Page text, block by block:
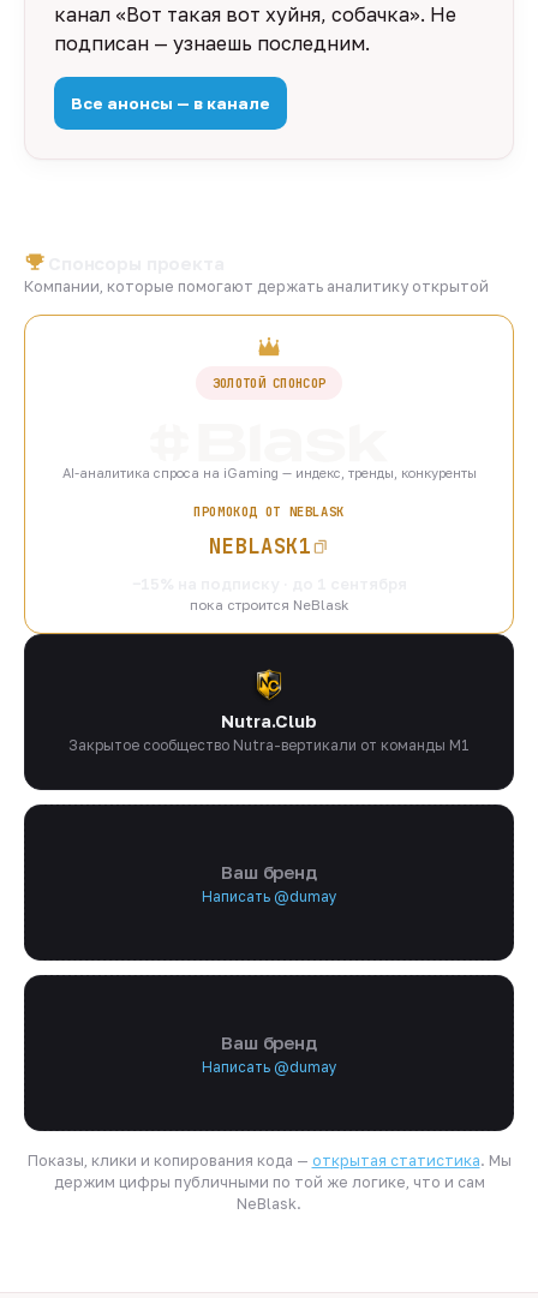
канал «Вот такая вот хуйня, собачка». Не
подписан — узнаешь последним.
Все анонсы — в канале
Компании, которые помогают держать аналитику открытой
ЗОЛОТОЙ СПОНСОР
AI-аналитика спроса на iGaming — индекс, тренды, конкуренты
ПРОМОКОД ОТ NEBLASK
NEBLASK1
пока строится NeBlask
Nutra.Club
Закрытое сообщество Nutra-вертикали от команды M1
Ваш бренд
Написать @dumay
Ваш бренд
Написать @dumay
Показы, клики и копирования кода — открытая статистика. Мы
держим цифры публичными по той же логике, что и сам
NeBlask.